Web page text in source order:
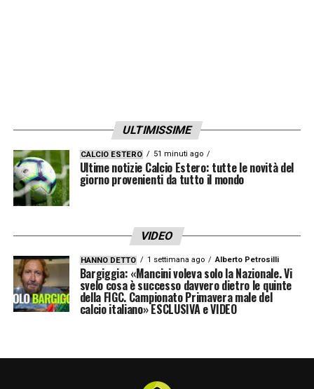
ULTIMISSIME
CALCIO ESTERO 51 minuti ago
Ultime notizie Calcio Estero: tutte le novità del
giorno provenienti da tutto il mondo
VIDEO
HANNO DETTO 1 settimana ago Alberto Petrosilli
Bargiggia: «Mancini voleva solo la Nazionale. Vi
svelo cosa è successo davvero dietro le quinte
della FIGC. Campionato Primavera male del
calcio italiano» ESCLUSIVA e VIDEO